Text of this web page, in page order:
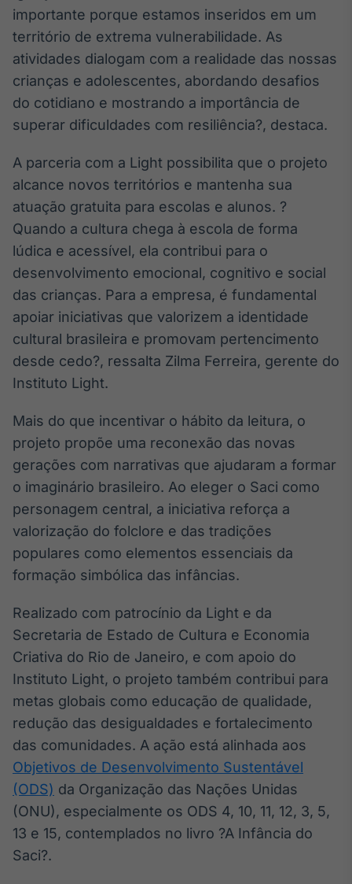
importante porque estamos inseridos em um
território de extrema vulnerabilidade. As
atividades dialogam com a realidade das nossas
crianças e adolescentes, abordando desafios
do cotidiano e mostrando a importância de
superar dificuldades com resiliência?, destaca.
A parceria com a Light possibilita que o projeto
alcance novos territórios e mantenha sua
atuação gratuita para escolas e alunos. ?
Quando a cultura chega à escola de forma
lúdica e acessível, ela contribui para o
desenvolvimento emocional, cognitivo e social
das crianças. Para a empresa, é fundamental
apoiar iniciativas que valorizem a identidade
cultural brasileira e promovam pertencimento
desde cedo?, ressalta Zilma Ferreira, gerente do
Instituto Light.
Mais do que incentivar o hábito da leitura, o
projeto propõe uma reconexão das novas
gerações com narrativas que ajudaram a formar
o imaginário brasileiro. Ao eleger o Saci como
personagem central, a iniciativa reforça a
valorização do folclore e das tradições
populares como elementos essenciais da
formação simbólica das infâncias.
Realizado com patrocínio da Light e da
Secretaria de Estado de Cultura e Economia
Criativa do Rio de Janeiro, e com apoio do
Instituto Light, o projeto também contribui para
metas globais como educação de qualidade,
redução das desigualdades e fortalecimento
das comunidades. A ação está alinhada aos
Objetivos de Desenvolvimento Sustentável
(ODS) da Organização das Nações Unidas
(ONU), especialmente os ODS 4, 10, 11, 12, 3, 5,
13 e 15, contemplados no livro ?A Infância do
Saci?.